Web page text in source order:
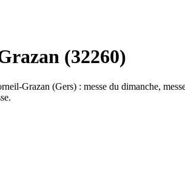
(32260)
Grazan (Gers) : messe du dimanche,